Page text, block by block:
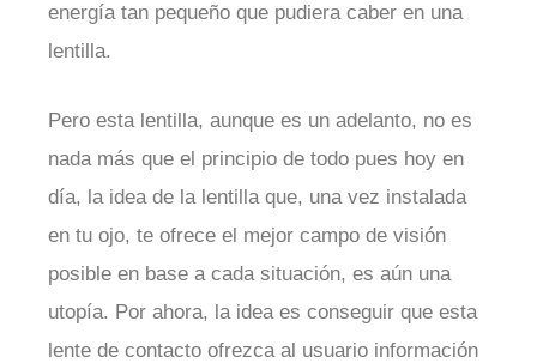
energía tan pequeño que pudiera caber en una
lentilla.
Pero esta lentilla, aunque es un adelanto, no es
nada más que el principio de todo pues hoy en
día, la idea de la lentilla que, una vez instalada
en tu ojo, te ofrece el mejor campo de visión
posible en base a cada situación, es aún una
utopía. Por ahora, la idea es conseguir que esta
lente de contacto ofrezca al usuario información